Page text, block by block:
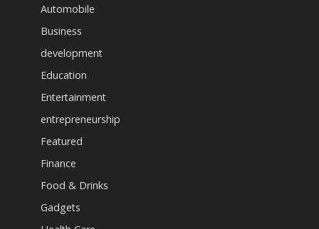
Automobile
Business
development
Education
Entertainment
entrepreneurship
Featured
Finance
Food & Drinks
Gadgets